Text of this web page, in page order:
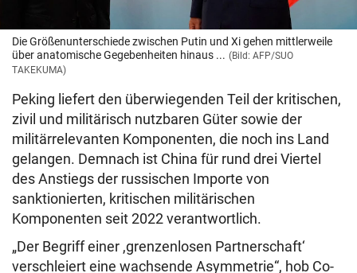
Die Größenunterschiede zwischen Putin und Xi gehen mittlerweile
über anatomische Gegebenheiten hinaus ... (Bild: AFP/SUO
TAKEKUMA)
Peking liefert den überwiegenden Teil der kritischen,
zivil und militärisch nutzbaren Güter sowie der
militärrelevanten Komponenten, die noch ins Land
gelangen. Demnach ist China für rund drei Viertel
des Anstiegs der russischen Importe von
sanktionierten, kritischen militärischen
Komponenten seit 2022 verantwortlich.
„Der Begriff einer ,grenzenlosen Partnerschaft‘
verschleiert eine wachsende Asymmetrie“, hob Co-